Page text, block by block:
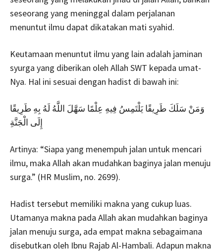
seseorang yang meninggal dalam perjalanan
menuntut ilmu dapat dikatakan mati syahid.
Keutamaan menuntut ilmu yang lain adalah jaminan
syurga yang diberikan oleh Allah SWT kepada umat-
Nya. Hal ini sesuai dengan hadist di bawah ini:
وَمَنْ سَلَكَ طَرِيقًا يَلْتَمِسُ فِيهِ عِلْمًا سَهَّلَ اللَّهُ لَهُ بِهِ طَرِيقًا
إِلَى الْجَنَّةِ
Artinya: “Siapa yang menempuh jalan untuk mencari
ilmu, maka Allah akan mudahkan baginya jalan menuju
surga.” (HR Muslim, no. 2699).
Hadist tersebut memiliki makna yang cukup luas.
Utamanya makna pada Allah akan mudahkan baginya
jalan menuju surga, ada empat makna sebagaimana
disebutkan oleh Ibnu Rajab Al-Hambali. Adapun makna